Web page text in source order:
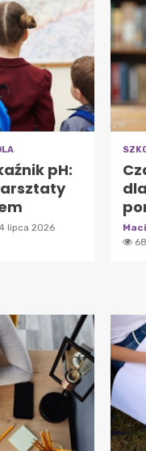
pH:
lipca 2026
68